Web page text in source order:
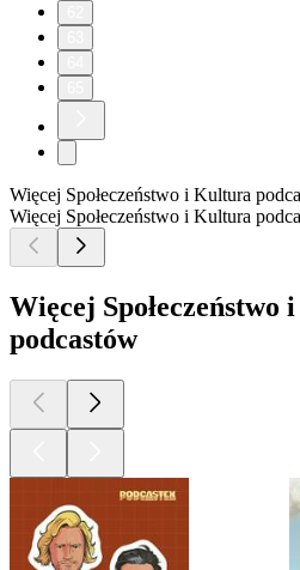
Więcej Społeczeństwo i Kultura
Więcej Społeczeństwo i Kultura
Więcej
podcastów